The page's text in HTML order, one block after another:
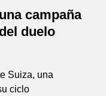
campaña
duelo